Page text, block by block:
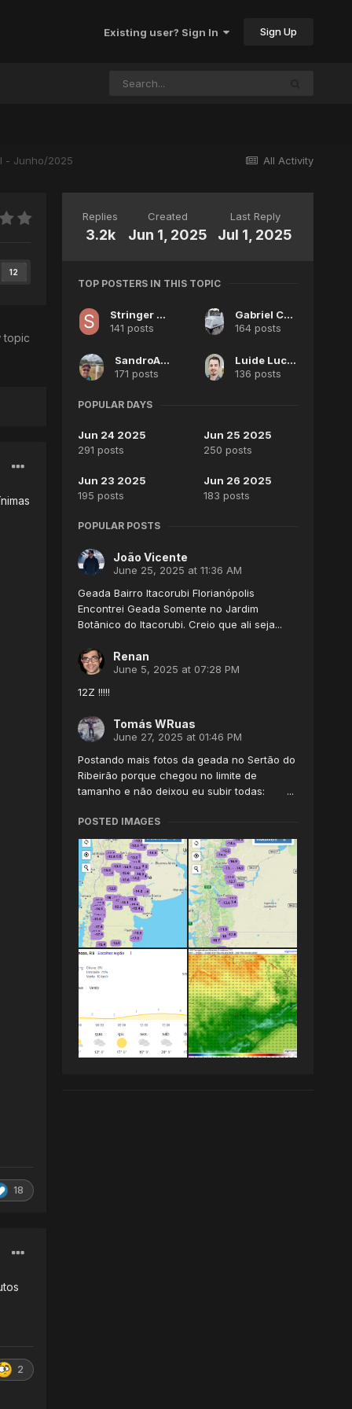
Existing user? Sign In Sign Up
All Activity
- Junho/2025
12
topic
18
2
Replies
3.2k
Created
Jun 1, 2025
Last Reply
Jul 1, 2025
TOP POSTERS IN THIS TOPIC
Stringer Elowen
141 posts
Gabriel Cardoso
164 posts
SandroAlex
171 posts
Luide Luckmann
136 posts
POPULAR DAYS
Jun 24 2025
291 posts
Jun 25 2025
250 posts
Jun 23 2025
195 posts
Jun 26 2025
183 posts
POPULAR POSTS
João Vicente
June 25, 2025 at 11:36 AM
Geada Bairro Itacorubi Florianópolis
Encontrei Geada Somente no Jardim
Botãnico do Itacorubi. Creio que ali seja...
Renan
June 5, 2025 at 07:28 PM
12Z !!!!!
Tomás WRuas
June 27, 2025 at 01:46 PM
Postando mais fotos da geada no Sertão do
Ribeirão porque chegou no limite de
tamanho e não deixou eu subir todas: ...
POSTED IMAGES